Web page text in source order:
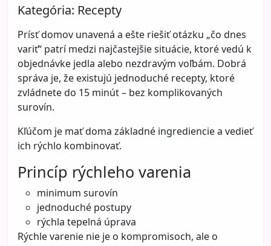
Kategória: Recepty
Prísť domov unavená a ešte riešiť otázku „čo dnes
variť“ patrí medzi najčastejšie situácie, ktoré vedú k
objednávke jedla alebo nezdravým voľbám. Dobrá
správa je, že existujú jednoduché recepty, ktoré
zvládnete do 15 minút – bez komplikovaných
surovín.
Kľúčom je mať doma základné ingrediencie a vedieť
ich rýchlo kombinovať.
Princíp rýchleho varenia
minimum surovín
jednoduché postupy
rýchla tepelná úprava
Rýchle varenie nie je o kompromisoch, ale o